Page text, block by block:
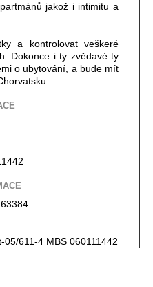
jakož i intimitu a
a kontrolovat veškeré
Dokonce i ty zvědavé ty
o ubytování, a bude mít
611-4 MBS 060111442